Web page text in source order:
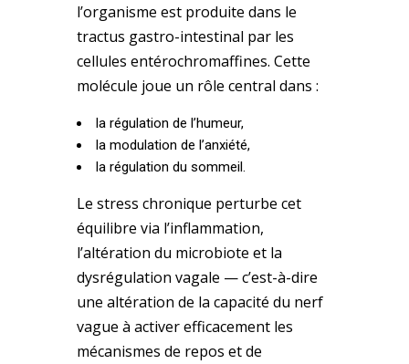
l’organisme est produite dans le
tractus gastro-intestinal par les
cellules entérochromaffines. Cette
molécule joue un rôle central dans :
la régulation de l’humeur,
la modulation de l’anxiété,
la régulation du sommeil.
Le stress chronique perturbe cet
équilibre via l’inflammation,
l’altération du microbiote et la
dysrégulation vagale — c’est-à-dire
une altération de la capacité du nerf
vague à activer efficacement les
mécanismes de repos et de